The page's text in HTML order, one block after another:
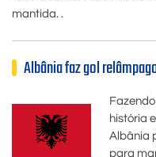
mantida. .
Albânia faz gol
história
Albânia
para